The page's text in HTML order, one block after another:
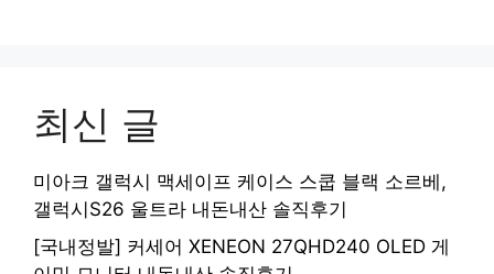
최신 글
미아크 갤럭시 맥세이프 케이스 스쿱 블랙 소르베,
갤럭시S26 울트라 내돈내산 솔직후기
[국내정발] 커세어 XENEON 27QHD240 OLED 게